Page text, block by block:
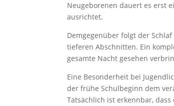
Neugeborenen dauert es erst
ausrichtet.
Demgegenüber folgt der
tieferen Abschnitten. Ein
gesamte Nacht gesehen
Eine Besonderheit bei
der frühe Schulbeginn dem
Tatsächlich ist erkennbar,